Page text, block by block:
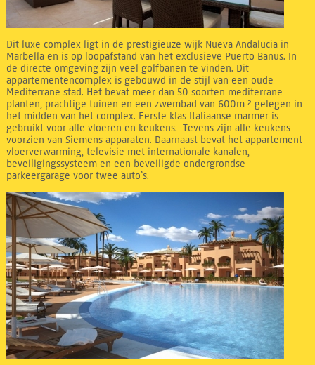
Dit luxe complex ligt in de prestigieuze wijk Nueva Andalucia in
Marbella en is op loopafstand van het exclusieve Puerto Banus. In
de directe omgeving zijn veel golfbanen te vinden. Dit
appartementencomplex is gebouwd in de stijl van een oude
Mediterrane stad. Het bevat meer dan 50 soorten mediterrane
planten, prachtige tuinen en een zwembad van 600m ² gelegen in
het midden van het complex. Eerste klas Italiaanse marmer is
gebruikt voor alle vloeren en keukens. Tevens zijn alle keukens
voorzien van Siemens apparaten. Daarnaast bevat het appartement
vloerverwarming, televisie met internationale kanalen,
beveiligingssysteem en een beveiligde ondergrondse
parkeergarage voor twee auto’s.